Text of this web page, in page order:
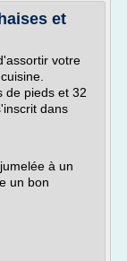
et
votre
de pieds et 32
dans
à un
un bon